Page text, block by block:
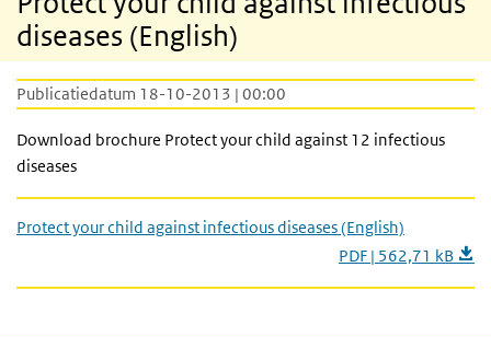
diseases (English)
Publicatiedatum 18-10-2013 | 00:00
Download brochure Protect your child against 12 infectious
diseases
Protect your child against infectious diseases (English)
PDF | 562,71 kB